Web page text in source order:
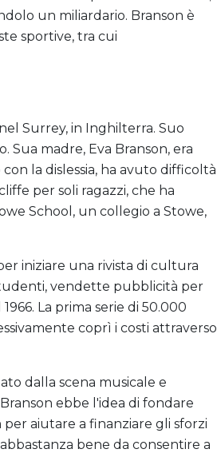
un miliardario. Branson è
sportive, tra cui
Surrey, in Inghilterra. Suo
Sua madre, Eva Branson, era
la dislessia, ha avuto difficoltà
per soli ragazzi, che ha
School, un collegio a Stowe,
iniziare una rivista di cultura
vendette pubblicità per
La prima serie di 50.000
coprì i costi attraverso
dalla scena musicale e
ebbe l'idea di fondare
aiutare a finanziare gli sforzi
bene da consentire a